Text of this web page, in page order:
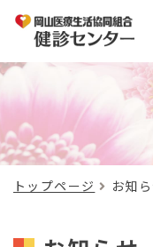
トップページ お知